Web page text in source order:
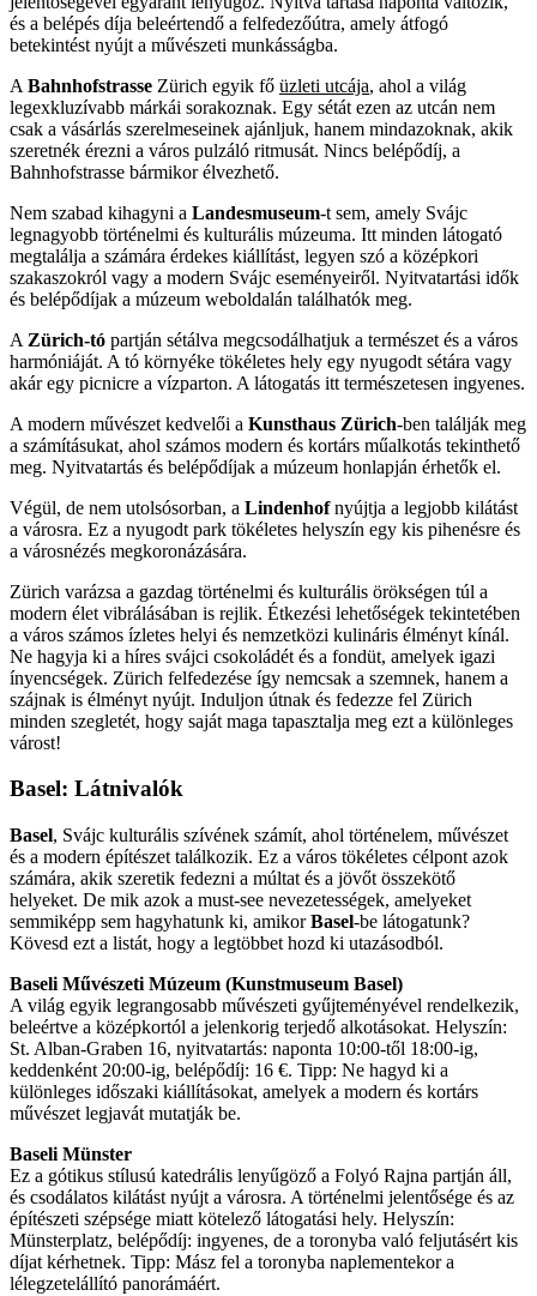
és a belépés díja beleértendő a felfedezőútra, amely átfogó
betekintést nyújt a művészeti munkásságba.
A Bahnhofstrasse Zürich egyik fő üzleti utcája, ahol a világ
legexkluzívabb márkái sorakoznak. Egy sétát ezen az utcán nem
csak a vásárlás szerelmeseinek ajánljuk, hanem mindazoknak, akik
szeretnék érezni a város pulzáló ritmusát. Nincs belépődíj, a
Bahnhofstrasse bármikor élvezhető.
Nem szabad kihagyni a Landesmuseum-t sem, amely Svájc
legnagyobb történelmi és kulturális múzeuma. Itt minden látogató
megtalálja a számára érdekes kiállítást, legyen szó a középkori
szakaszokról vagy a modern Svájc eseményeiről. Nyitvatartási idők
és belépődíjak a múzeum weboldalán találhatók meg.
A Zürich-tó partján sétálva megcsodálhatjuk a természet és a város
harmóniáját. A tó környéke tökéletes hely egy nyugodt sétára vagy
akár egy picnicre a vízparton. A látogatás itt természetesen ingyenes.
A modern művészet kedvelői a Kunsthaus Zürich-ben találják meg
a számításukat, ahol számos modern és kortárs műalkotás tekinthető
meg. Nyitvatartás és belépődíjak a múzeum honlapján érhetők el.
Végül, de nem utolsósorban, a Lindenhofnyújtja a legjobb kilátást
a városra. Ez a nyugodt park tökéletes helyszín egy kis pihenésre és
a városnézés megkoronázására.
Zürich varázsa a gazdag történelmi és kulturális örökségen túl a
modern élet vibrálásában is rejlik. Étkezési lehetőségek tekintetében
a város számos ízletes helyi és nemzetközi kulináris élményt kínál.
Ne hagyja ki a híres svájci csokoládét és a fondüt, amelyek igazi
ínyencségek. Zürich felfedezése így nemcsak a szemnek, hanem a
szájnak is élményt nyújt. Induljon útnak és fedezze fel Zürich
minden szegletét, hogy saját maga tapasztalja meg ezt a különleges
várost!
Basel: Látnivalók
Basel, Svájc kulturális szívének számít, ahol történelem, művészet
és a modern építészet találkozik. Ez a város tökéletes célpont azok
számára, akik szeretik fedezni a múltat és a jövőt összekötő
helyeket. De mik azok a must-see nevezetességek, amelyeket
semmiképp sem hagyhatunk ki, amikorBasel-be látogatunk?
Kövesd ezt a listát, hogy a legtöbbet hozd ki utazásodból.
Baseli Művészeti Múzeum (Kunstmuseum Basel)
A világ egyik legrangosabb művészeti gyűjteményével rendelkezik,
beleértve a középkortól a jelenkorig terjedő alkotásokat. Helyszín:
St. Alban-Graben 16, nyitvatartás: naponta 10:00-től 18:00-ig,
keddenként 20:00-ig, belépődíj: 16 €. Tipp: Ne hagyd ki a
különleges időszaki kiállításokat, amelyek a modern és kortárs
művészet legjavát mutatják be.
Baseli Münster
Ez a gótikus stílusú katedrális lenyűgöző a Folyó Rajna partján áll,
és csodálatos kilátást nyújt a városra. A történelmi jelentősége és az
építészeti szépsége miatt kötelező látogatási hely. Helyszín:
Münsterplatz, belépődíj: ingyenes, de a toronyba való feljutásért kis
díjat kérhetnek. Tipp: Mász fel a toronyba naplementekor a
lélegzetelállító panorámáért.